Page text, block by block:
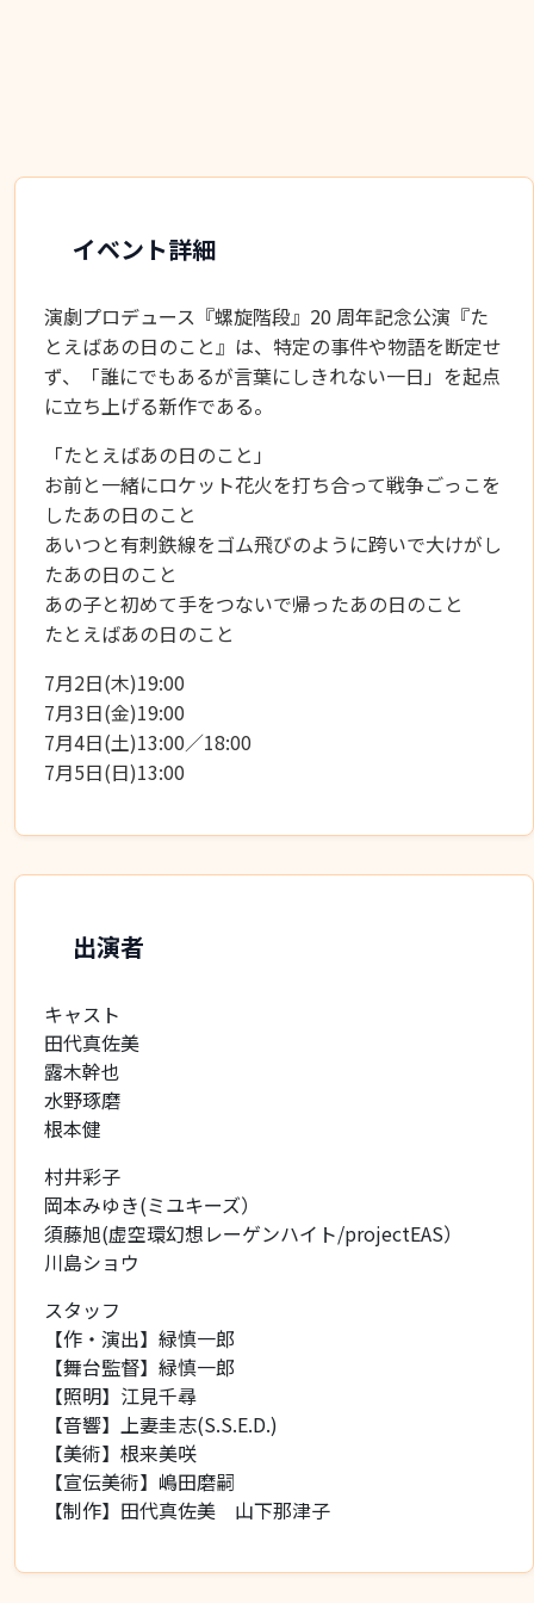
イベント詳細
演劇プロデュース『螺旋階段』20 周年記念公演『た
とえばあの日のこと』は、特定の事件や物語を断定せ
ず、「誰にでもあるが言葉にしきれない一日」を起点
に立ち上げる新作である。
「たとえばあの日のこと」
お前と一緒にロケット花火を打ち合って戦争ごっこを
したあの日のこと
あいつと有刺鉄線をゴム飛びのように跨いで大けがし
たあの日のこと
あの子と初めて手をつないで帰ったあの日のこと
たとえばあの日のこと
7月2日(木)19:00
7月3日(金)19:00
7月4日(土)13:00／18:00
7月5日(日)13:00
出演者
キャスト
田代真佐美
露木幹也
水野琢磨
根本健
村井彩子
岡本みゆき(ミユキーズ）
須藤旭(虚空環幻想レーゲンハイト/projectEAS）
川島ショウ
スタッフ
【作・演出】緑慎一郎
【舞台監督】緑慎一郎
【照明】江見千尋
【音響】上妻圭志(S.S.E.D.)
【美術】根来美咲
【宣伝美術】嶋田磨嗣
【制作】田代真佐美 山下那津子